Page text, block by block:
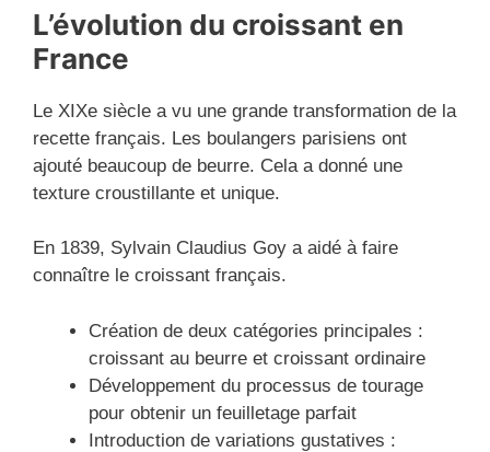
L’évolution du croissant en
France
Le XIXe siècle a vu une grande transformation de la
recette français. Les boulangers parisiens ont
ajouté beaucoup de beurre. Cela a donné une
texture croustillante et unique.
En 1839, Sylvain Claudius Goy a aidé à faire
connaître le croissant français.
Création de deux catégories principales :
croissant au beurre et croissant ordinaire
Développement du processus de tourage
pour obtenir un feuilletage parfait
Introduction de variations gustatives :